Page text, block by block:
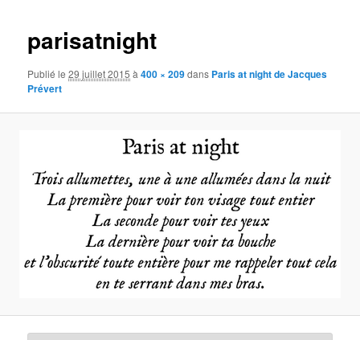
parisatnight
Publié le29 juillet 2015 à400 × 209dans Paris at night de Jacques
Prévert